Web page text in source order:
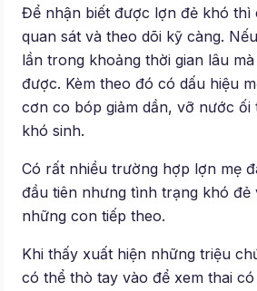
Để nhận biết được lợn đẻ khó thì
quan sát và theo dõi kỹ càng.
lần trong khoảng thời gian lâu
được. Kèm theo đó có dấu hiệu
cơn co bóp giảm dần, vỡ nước ối
khó sinh.
Có rất nhiều trường hợp lợn mẹ
đầu tiên nhưng tình trạng khó đẻ
những con tiếp theo.
Khi thấy xuất hiện những triệu
có thể thò tay vào để xem thai